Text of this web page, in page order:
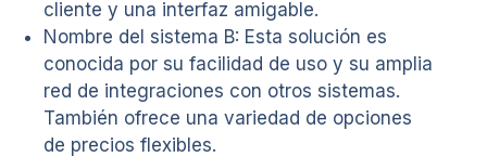
cliente y una interfaz amigable.
Nombre del sistema B: Esta solución es
conocida por su facilidad de uso y su amplia
red de integraciones con otros sistemas.
También ofrece una variedad de opciones
de precios flexibles.